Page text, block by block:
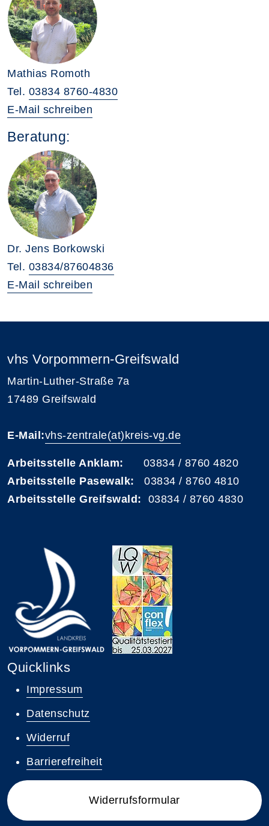
Mathias Romoth
Tel. 03834 8760-4830
E-Mail schreiben
Beratung:
Dr. Jens Borkowski
Tel. 03834/87604836
E-Mail schreiben
vhs Vorpommern-Greifswald
Martin-Luther-Straße 7a
17489 Greifswald
E-Mail:vhs-zentrale(at)kreis-vg.de
Arbeitsstelle Anklam: 03834 / 8760 4820
Arbeitsstelle Pasewalk: 03834 / 8760 4810
Arbeitsstelle Greifswald: 03834 / 8760 4830
Quicklinks
Impressum
Datenschutz
Widerruf
Barrierefreiheit
Widerrufsformular